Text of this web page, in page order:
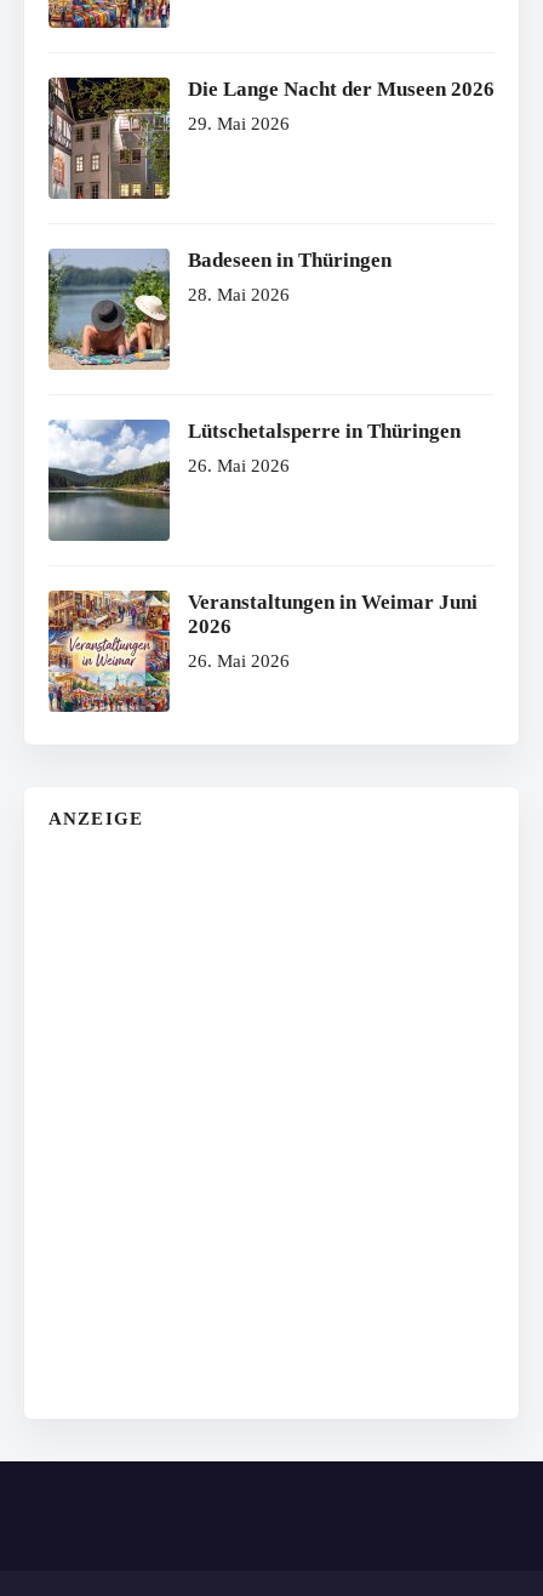
Die Lange Nacht der Museen 2026
29. Mai 2026
Badeseen in Thüringen
28. Mai 2026
Lütschetalsperre in Thüringen
26. Mai 2026
Veranstaltungen in Weimar Juni
2026
26. Mai 2026
ANZEIGE